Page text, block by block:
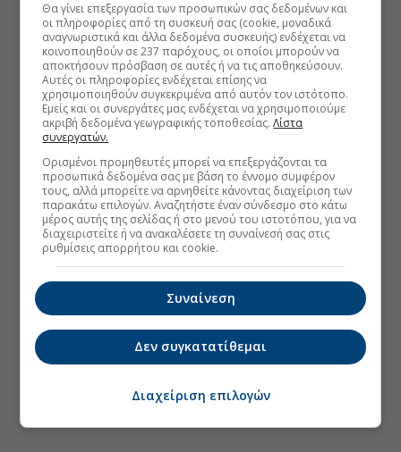
Θα γίνει επεξεργασία των προσωπικών σας δεδομένων και
οι πληροφορίες από τη συσκευή σας (cookie, μοναδικά
αναγνωριστικά και άλλα δεδομένα συσκευής) ενδέχεται να
κοινοποιηθούν σε 237 παρόχους, οι οποίοι μπορούν να
αποκτήσουν πρόσβαση σε αυτές ή να τις αποθηκεύσουν.
Αυτές οι πληροφορίες ενδέχεται επίσης να
χρησιμοποιηθούν συγκεκριμένα από αυτόν τον ιστότοπο.
Εμείς και οι συνεργάτες μας ενδέχεται να χρησιμοποιούμε
ακριβή δεδομένα γεωγραφικής τοποθεσίας.Λίστα
συνεργατών.
Ορισμένοι προμηθευτές μπορεί να επεξεργάζονται τα
προσωπικά δεδομένα σας με βάση το έννομο συμφέρον
τους, αλλά μπορείτε να αρνηθείτε κάνοντας διαχείριση των
παρακάτω επιλογών. Αναζητήστε έναν σύνδεσμο στο κάτω
μέρος αυτής της σελίδας ή στο μενού του ιστοτόπου, για να
διαχειριστείτε ή να ανακαλέσετε τη συναίνεσή σας στις
ρυθμίσεις απορρήτου και cookie.
Συναίνεση
Δεν συγκατατίθεμαι
Διαχείριση επιλογών